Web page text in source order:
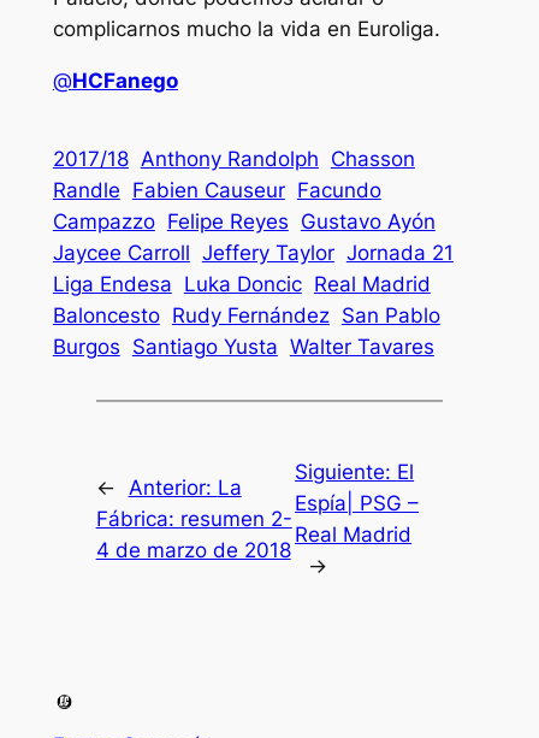
complicarnos mucho la vida en Euroliga.
@HCFanego
2017/18 Anthony Randolph Chasson
Randle Fabien Causeur Facundo
Campazzo Felipe Reyes Gustavo Ayón
Jaycee Carroll Jeffery Taylor Jornada 21
Liga Endesa Luka Doncic Real Madrid
Baloncesto Rudy Fernández San Pablo
Burgos Santiago Yusta Walter Tavares
← Anterior: La
Fábrica: resumen 2-
4 de marzo de 2018
Siguiente: El
Espía| PSG –
Real Madrid
→